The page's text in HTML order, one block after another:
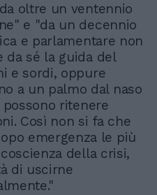
oltre un ventennio
e "da un decennio
e parlamentare non
da sé la guida del
e sordi, oppure
a un palmo dal naso
ritenere
Così non si fa che
emergenza le più
della crisi,
di uscirne